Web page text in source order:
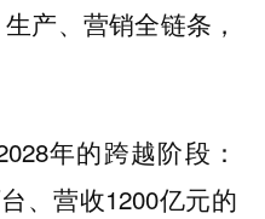
产、营销全链条，
年的跨越阶段：
、营收1200亿元的